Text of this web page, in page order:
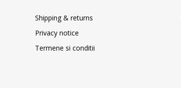
Shipping & returns
Privacy notice
Termene si conditii